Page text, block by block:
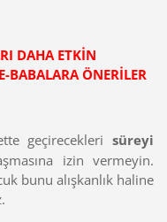
DAHA ETKİN
BABALARA ÖNERİLER
geçireceklerisüreyi
izin vermeyin.
bunu alışkanlık haline